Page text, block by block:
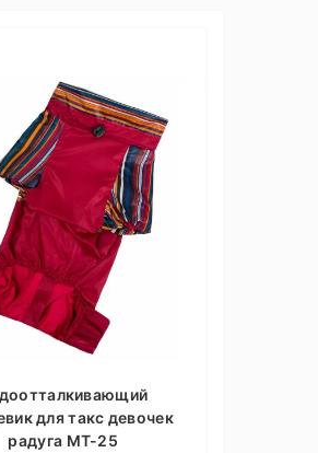
для такс девочек
радуга MT-25